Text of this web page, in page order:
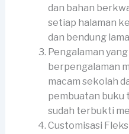
dan bahan
setiap halaman
dan bendung
Pengalaman
berpengalaman
macam sekolah
pembuatan buku
sudah terbukti
Customisasi